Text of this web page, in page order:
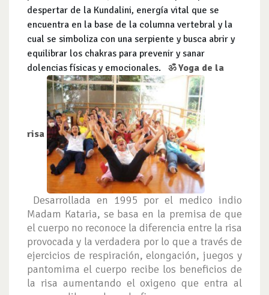
despertar de la Kundalini, energía vital que se
encuentra en la base de la columna vertebral y la
cual se simboliza con una serpiente y busca abrir y
equilibrar los chakras para prevenir y sanar
dolencias físicas y emocionales. ॐ Yoga de la
risa
Desarrollada en 1995 por el medico indio
Madam Kataria, se basa en la premisa de que
el cuerpo no reconoce la diferencia entre la risa
provocada y la verdadera por lo que a través de
ejercicios de respiración, elongación, juegos y
pantomima el cuerpo recibe los beneficios de
la risa aumentando el oxigeno que entra al